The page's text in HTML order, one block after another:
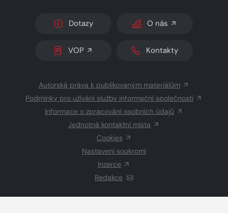
Dotazy O nás
VOP Kontakty
Autorská práva k publikovaným materiálům
Podmínky pro užívání služby informační společnosti
Informace o zpracování osobních údajů
Jednotná kontaktní místa
Cookies
Nastavení soukromí
Inzerce
Redakce